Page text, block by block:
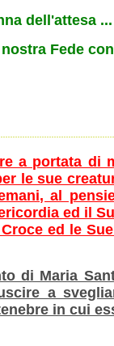
dell'attesa ...
Fede
a portata di
le sue
al
ed il
ed le
di Maria
a
in cui